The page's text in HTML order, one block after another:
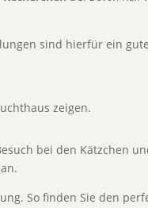
sind hierfür ein
zeigen.
bei den Kätzchen
So finden Sie den